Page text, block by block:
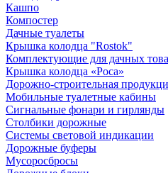
Кашпо
Компостер
Дачные туалеты
Крышка колодца "Rostok"
Комплектующие для дачных
Крышка колодца «Роса»
Дорожно-строительная
Мобильные туалетные кабины
Сигнальные фонари и гирлянды
Столбики дорожные
Системы световой индикации
Дорожные буферы
Мусоросбросы